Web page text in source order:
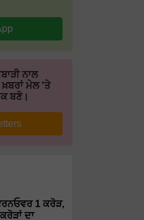
ਨਾਲ
ਮੇਲ 'ਤੇ
ਬਣੋ।
1 ਕਰੋੜ,
ਦਾ